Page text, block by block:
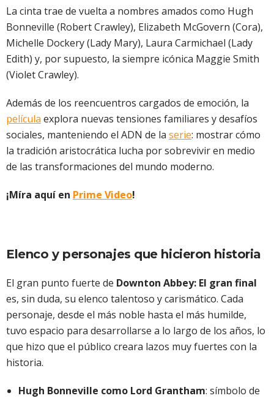
La cinta trae de vuelta a nombres amados como Hugh
Bonneville (Robert Crawley), Elizabeth McGovern (Cora),
Michelle Dockery (Lady Mary), Laura Carmichael (Lady
Edith) y, por supuesto, la siempre icónica Maggie Smith
(Violet Crawley).
Además de los reencuentros cargados de emoción, la
película explora nuevas tensiones familiares y desafíos
sociales, manteniendo el ADN de la serie: mostrar cómo
la tradición aristocrática lucha por sobrevivir en medio
de las transformaciones del mundo moderno.
¡Míra aquí en Prime Video!
Elenco y personajes que hicieron historia
El gran punto fuerte de Downton Abbey: El gran final
es, sin duda, su elenco talentoso y carismático. Cada
personaje, desde el más noble hasta el más humilde,
tuvo espacio para desarrollarse a lo largo de los años, lo
que hizo que el público creara lazos muy fuertes con la
historia.
Hugh Bonneville como Lord Grantham: símbolo de